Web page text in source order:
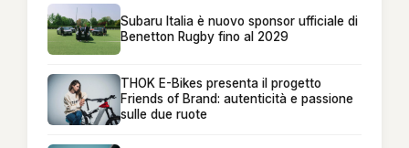
Subaru Italia è nuovo sponsor ufficiale di
Benetton Rugby fino al 2029
THOK E-Bikes presenta il progetto
Friends of Brand: autenticità e passione
sulle due ruote